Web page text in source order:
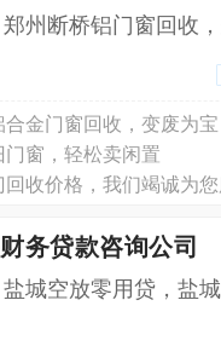
州断桥铝门窗回收
金门窗回收，变废为
窗，轻松卖闲置
收价格，我们竭诚为
务贷款咨询公司
城空放零用贷，盐